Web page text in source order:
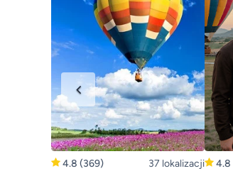
4.8 (369) 37 lokalizacji 4.8